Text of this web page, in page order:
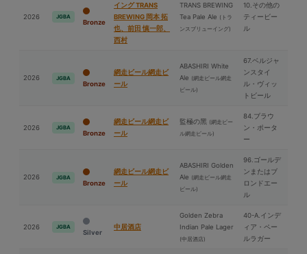
2026 JGBA
Bronze
イング TRANS
BREWING 岡本 拓
也、前⽥ 慎一郎、
⻄村
TRANS BREWING
Tea Pale Ale (トラ
ンスブリューイング)
10.その他の
ティービー
ル
2026 JGBA
Bronze
網走ビール網走ビ
ール
ABASHIRI White
Ale (網走ビール網走
ビール)
67.ベルジャ
ンスタイ
ル・ヴィッ
トビール
2026 JGBA
Bronze
網走ビール網走ビ
ール
監極の⿊ (網走ビー
ル網走ビール)
84.ブラウ
ン・ポータ
ー
2026 JGBA
Bronze
網走ビール網走ビ
ール
ABASHIRI Golden
Ale (網走ビール網走
ビール)
96.ゴールデ
ンまたはブ
ロンドエー
ル
2026 JGBA
Silver
中居酒店
Golden Zebra
Indian Pale Lager
(中居酒店)
40-A.インデ
ィア・ペー
ルラガー